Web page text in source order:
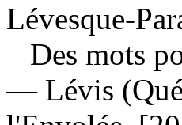
Lévesque-
Des mots
— Lévis